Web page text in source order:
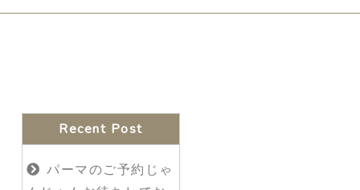
Recent Post
パーマのご予約じゃ